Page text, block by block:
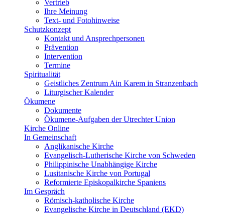
Vertrieb
Ihre Meinung
Text- und Fotohinweise
Schutzkonzept
Kontakt und Ansprechpersonen
Prävention
Intervention
Termine
Spiritualität
Geistliches Zentrum Ain Karem in Stranzenbach
Liturgischer Kalender
Ökumene
Dokumente
Ökumene-Aufgaben der Utrechter Union
Kirche Online
In Gemeinschaft
Anglikanische Kirche
Evangelisch-Lutherische Kirche von Schweden
Philippinische Unabhängige Kirche
Lusitanische Kirche von Portugal
Reformierte Episkopalkirche Spaniens
Im Gespräch
Römisch-katholische Kirche
Evangelische Kirche in Deutschland (EKD)